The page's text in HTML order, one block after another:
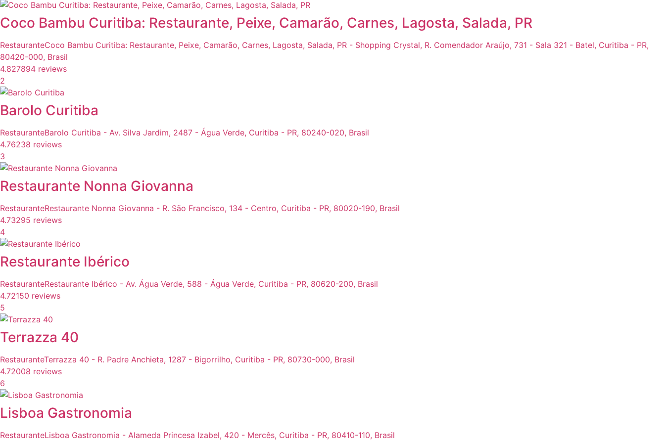
Coco Bambu Curitiba: Restaurante, Peixe, Camarão, Carnes, Lagosta, Salada, PR
RestauranteCoco Bambu Curitiba: Restaurante, Peixe, Camarão, Carnes, Lagosta, Salada, PR - Shopping Crystal, R. Comendador Araújo, 731 - Sala 321 - Batel, Curitiba - PR,
80420-000, Brasil
4.827894 reviews
2
Barolo Curitiba
RestauranteBarolo Curitiba - Av. Silva Jardim, 2487 - Água Verde, Curitiba - PR, 80240-020, Brasil
4.76238 reviews
3
Restaurante Nonna Giovanna
RestauranteRestaurante Nonna Giovanna - R. São Francisco, 134 - Centro, Curitiba - PR, 80020-190, Brasil
4.73295 reviews
4
Restaurante Ibérico
RestauranteRestaurante Ibérico - Av. Água Verde, 588 - Água Verde, Curitiba - PR, 80620-200, Brasil
4.72150 reviews
5
Terrazza 40
RestauranteTerrazza 40 - R. Padre Anchieta, 1287 - Bigorrilho, Curitiba - PR, 80730-000, Brasil
4.72008 reviews
6
Lisboa Gastronomia
RestauranteLisboa Gastronomia - Alameda Princesa Izabel, 420 - Mercês, Curitiba - PR, 80410-110, Brasil